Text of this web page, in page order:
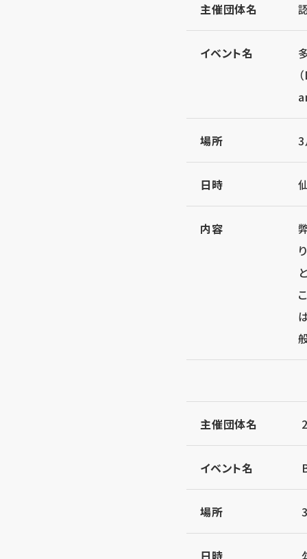
主催団体名
イベント名
場所 3
日時
内容
主催団体名
イベント名
場所
日時